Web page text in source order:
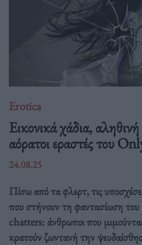
Erotica
Εικονικά χάδια,
αόρατοι εραστές του
24.08.25
Πίσω από τα φλερτ, τις
που στήνουν τη φαντασίωση
chatters: άνθρωποι που
κρατούν ζωντανή την